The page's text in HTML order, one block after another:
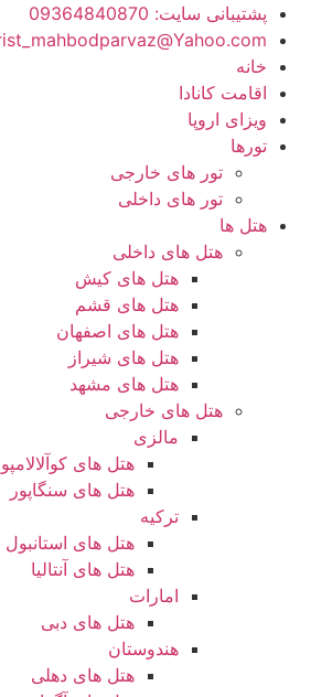
پشتیبانی سایت: 09364840870
خانه
اقامت کانادا
ویزای اروپا
تورها
تور های خارجی
تور های داخلی
هتل ها
هتل های داخلی
هتل های کیش
هتل های قشم
هتل های اصفهان
هتل های شیراز
هتل های مشهد
هتل های خارجی
مالزی
هتل های کوآلالامپو
هتل های سنگاپور
ترکیه
هتل های استانبول
هتل های آنتالیا
امارات
هتل های دبی
هندوستان
هتل های دهلی